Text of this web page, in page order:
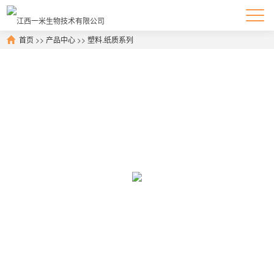
首页 >> 产品中心 >>塑料.纸质系列